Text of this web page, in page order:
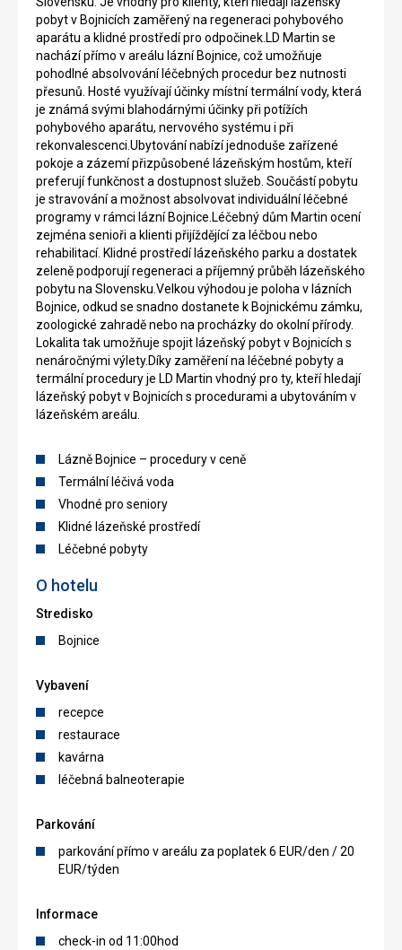
pobyt v Bojnicích zaměřený na regeneraci pohybového
aparátu a klidné prostředí pro odpočinek.LD Martin se
nachází přímo v areálu lázní Bojnice, což umožňuje
pohodlné absolvování léčebných procedur bez nutnosti
přesunů. Hosté využívají účinky místní termální vody, která
je známá svými blahodárnými účinky při potížích
pohybového aparátu, nervového systému i při
rekonvalescenci.Ubytování nabízí jednoduše zařízené
pokoje a zázemí přizpůsobené lázeňským hostům, kteří
preferují funkčnost a dostupnost služeb. Součástí pobytu
je stravování a možnost absolvovat individuální léčebné
programy v rámci lázní Bojnice.Léčebný dům Martin ocení
zejména senioři a klienti přijíždějící za léčbou nebo
rehabilitací. Klidné prostředí lázeňského parku a dostatek
zeleně podporují regeneraci a příjemný průběh lázeňského
pobytu na Slovensku.Velkou výhodou je poloha v lázních
Bojnice, odkud se snadno dostanete k Bojnickému zámku,
zoologické zahradě nebo na procházky do okolní přírody.
Lokalita tak umožňuje spojit lázeňský pobyt v Bojnicích s
nenáročnými výlety.Díky zaměření na léčebné pobyty a
termální procedury je LD Martin vhodný pro ty, kteří hledají
lázeňský pobyt v Bojnicích s procedurami a ubytováním v
lázeňském areálu.
Lázně Bojnice – procedury v ceně
Termální léčivá voda
Vhodné pro seniory
Klidné lázeňské prostředí
Léčebné pobyty
O hotelu
Stredisko
Bojnice
Vybavení
recepce
restaurace
kavárna
léčebná balneoterapie
Parkování
parkování přímo v areálu za poplatek 6 EUR/den / 20
EUR/týden
Informace
check-in od 11:00hod